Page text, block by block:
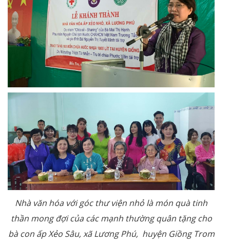
Nhà văn hóa với góc thư viện nhỏ là món quà tinh
thần mong đợi của các mạnh thường quân tặng cho
bà con ấp Xẻo Sâu, xã Lương Phú, huyện Giồng Trom